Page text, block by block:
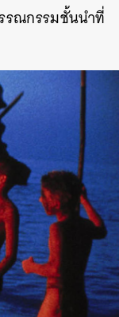
รณกรรมชั้นนำที่